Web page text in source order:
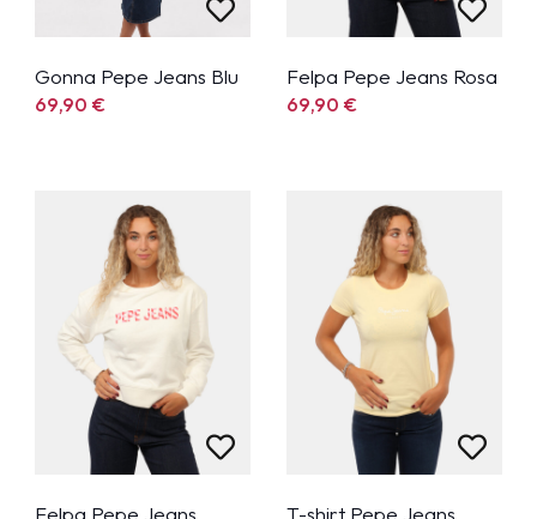
Gonna Pepe Jeans Blu
69,90€
Felpa Pepe Jeans Rosa
69,90€
Felpa Pepe Jeans
T-shirt Pepe Jeans